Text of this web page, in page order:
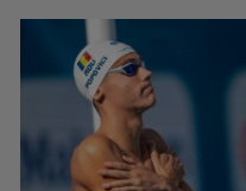
Criză acută în sistemul